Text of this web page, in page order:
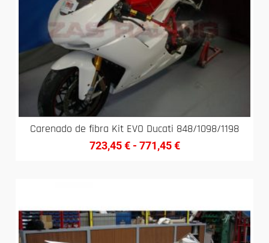
Carenado de fibra Kit EVO Ducati 848/1098/1198
723,45€ - 771,45€